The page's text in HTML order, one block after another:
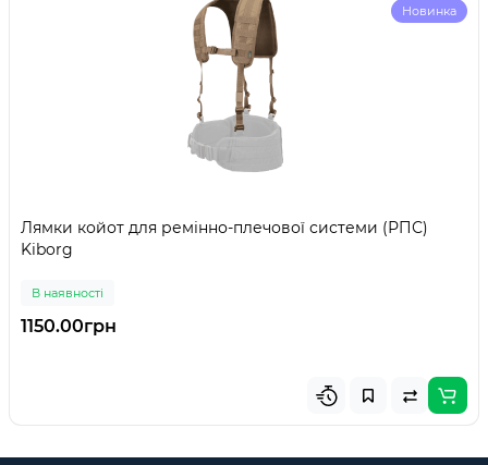
Новинка
Лямки койот для ремінно-плечової системи (РПС)
Kiborg
В наявності
1150.00грн